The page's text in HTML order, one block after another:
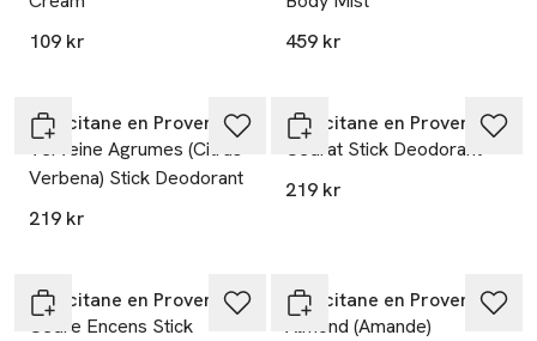
109 kr
459 kr
L’Occitane en Provence
Verveine Agrumes (Citrus
Verbena) Stick Deodorant
219 kr
L’Occitane en Provence
Cédrat Stick Deodorant
219 kr
L’Occitane en Provence
Cédre Encens Stick
L’Occitane en Provence
Almond (Amande)